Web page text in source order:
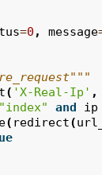
=0 , message
( 'X-Real-Ip' ,
"index" and ip
( redirect(